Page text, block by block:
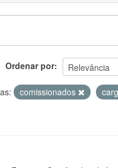
Ordenar por
comissionados